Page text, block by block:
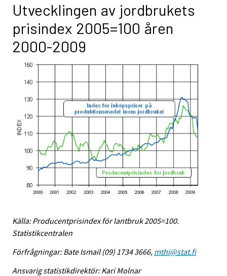
Utvecklingen av jordbrukets
prisindex 2005=100 åren
2000-2009
Källa: Producentprisindex för lantbruk 2005=100.
Statistikcentralen
Förfrågningar: Bate Ismail (09) 1734 3666, mthi@stat.fi
Ansvarig statistikdirektör: Kari Molnar